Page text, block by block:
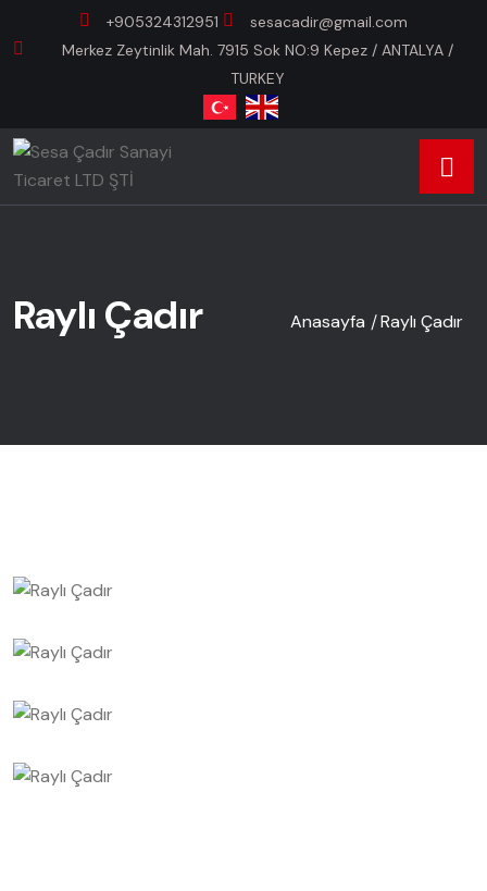
+905324312951
sesacadir@gmail.com
Merkez Zeytinlik Mah. 7915 Sok NO:9 Kepez / ANTALYA /
TURKEY
Raylı Çadır Anasayfa /Raylı Çadır